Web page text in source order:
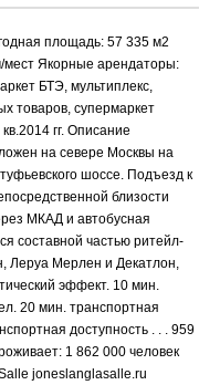
площадь: 57 335 м2
мест Якорные арендаторы:
БТЭ, мультиплекс,
товаров, супермаркет
гг. Описание
на севере Москвы на
шоссе. Подъезд к
близости
МКАД и автобусная
составной частью ритейл-
Леруа Мерлен и Декатлон,
эффект. 10 мин.
20 мин. транспортная
доступность . . . 959
1 862 000 человек
joneslanglasalle.ru